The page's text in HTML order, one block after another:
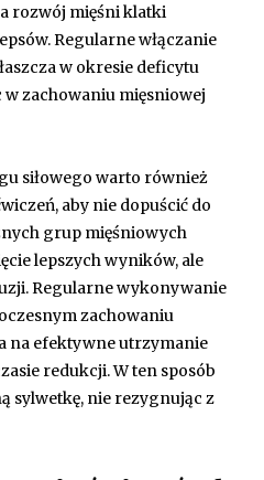
rozwój mięśni klatki
Regularne włączanie
w okresie deficytu
zachowaniu mięsniowej
siłowego warto również
aby nie dopuścić do
grup mięśniowych
lepszych wyników, ale
Regularne wykonywanie
zachowaniu
na efektywne utrzymanie
redukcji. W ten sposób
sylwetkę, nie rezygnując z